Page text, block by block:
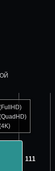
111
111